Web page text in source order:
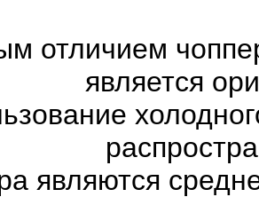
отличием
является
являются